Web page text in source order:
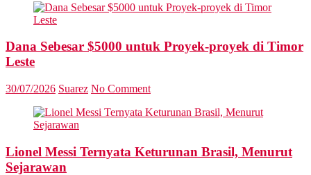
Dana Sebesar $5000 untuk Proyek-proyek di Timor
Leste
30/07/2026 Suarez No Comment
Lionel Messi Ternyata Keturunan Brasil, Menurut
Sejarawan